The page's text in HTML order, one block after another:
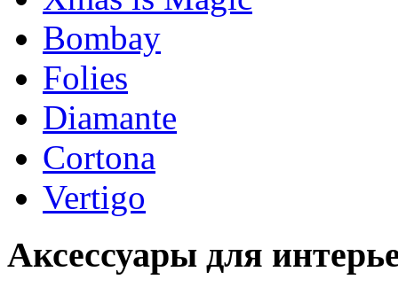
Bombay
Folies
Diamante
Cortona
Vertigo
Аксессуары для